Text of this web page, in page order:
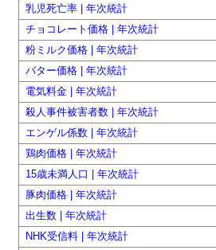
乳児死亡率 | 年次統計
チョコレート価格 | 年次統計
粉ミルク価格 | 年次統計
バター価格 | 年次統計
電気料金 | 年次統計
殺人事件被害者数 | 年次統計
エンゲル係数 | 年次統計
鶏肉価格 | 年次統計
15歳未満人口 | 年次統計
豚肉価格 | 年次統計
出生数 | 年次統計
NHK受信料 | 年次統計